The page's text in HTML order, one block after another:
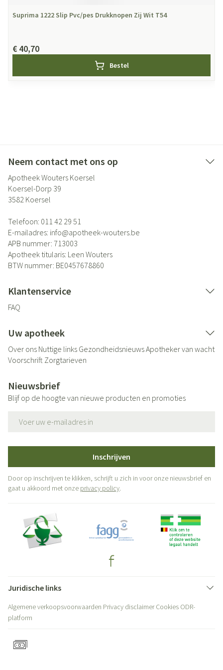
Suprima 1222 Slip Pvc/pes Drukknopen Zij Wit T54
€ 40,70
Bestel
Neem contact met ons op
Apotheek Wouters Koersel
Koersel-Dorp 39
3582 Koersel
Telefoon: 011 42 29 51
E-mailadres: info@apotheek-wouters.be
APB nummer: 713003
Apotheek titularis: Leen Wouters
BTW nummer: BE0457678860
Klantenservice
FAQ
Uw apotheek
Over ons Nuttige links GezondheidsnieuwsApotheker van wacht
Voorschrift Zorgtarieven
Nieuwsbrief
Blijf op de hoogte van nieuwe producten en promoties
Inschrijven
Door op inschrijven te klikken, schrijft u zich in voor onze nieuwsbrief en
gaat u akkoord met onze privacy policy.
Juridische links
Algemene verkoopsvoorwaarden Privacy disclaimer Cookies ODR-
platform